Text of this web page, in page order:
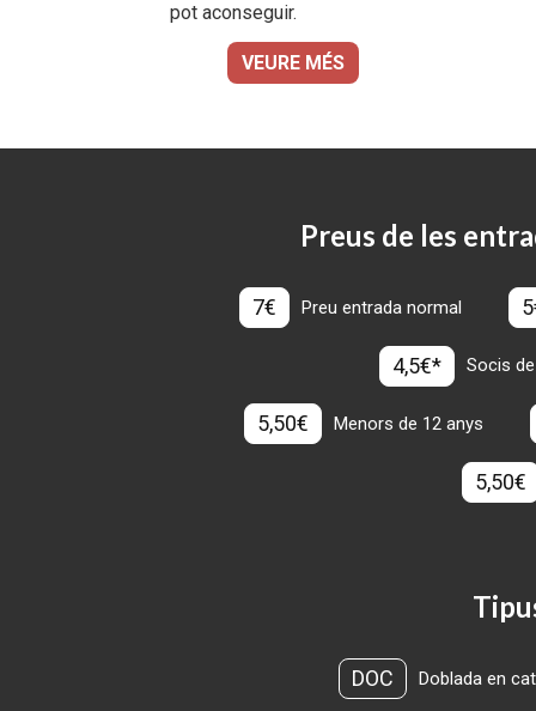
pot aconseguir.
VEURE MÉS
Preus de les
7€ Preu entrada normal
4,5€* Socis
5,50€ Menors de 12 anys
5,50€
DOC Doblada en